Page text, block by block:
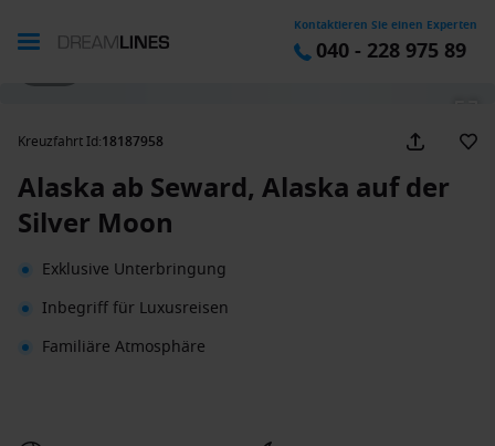
Kontaktieren Sie einen Experten
040 - 228 975 89
Kreuzfahrt Id:18187958
Alaska ab Seward, Alaska auf der
Silver Moon
Exklusive Unterbringung
Inbegriff für Luxusreisen
Familiäre Atmosphäre